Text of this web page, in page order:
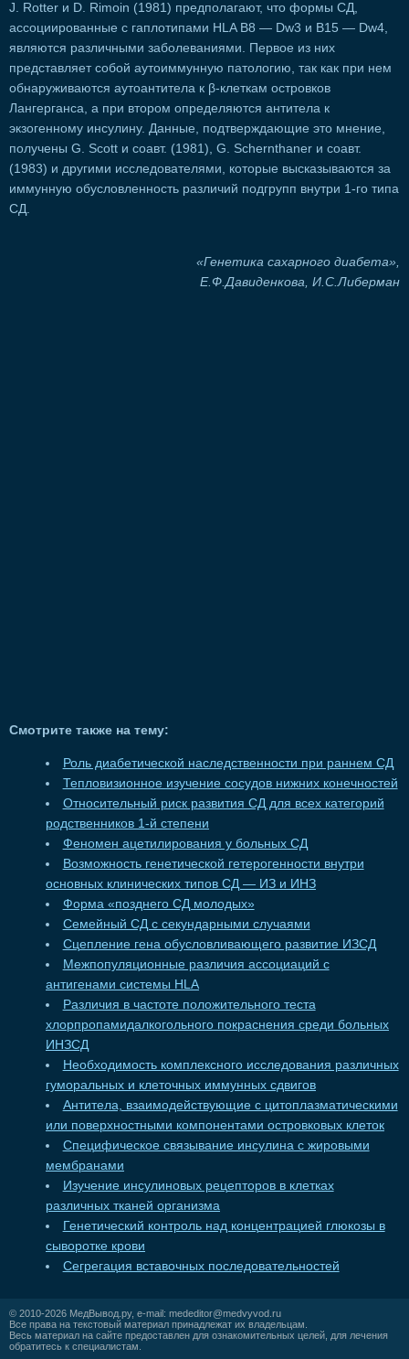
J. Rotter и D. Rimoin (1981) предполагают, что формы СД,
ассоциированные с гаплотипами HLA В8 — Dw3 и В15 — Dw4,
являются различными заболеваниями. Первое из них
представляет собой аутоиммунную патологию, так как при нем
обнаруживаются аутоантитела к β-клеткам островков
Лангерганса, а при втором определяются антитела к
экзогенному инсулину. Данные, подтверждающие это мнение,
получены G. Scott и соавт. (1981), G. Schernthaner и соавт.
(1983) и другими исследователями, которые высказываются за
иммунную обусловленность различий подгрупп внутри 1-го типа
СД.
«Генетика сахарного диабета»,
Е.Ф.Давиденкова, И.С.Либерман
Смотрите также на тему:
Роль диабетической наследственности при раннем СД
Тепловизионное изучение сосудов нижних конечностей
Относительный риск развития СД для всех категорий
родственников 1-й степени
Феномен ацетилирования у больных СД
Возможность генетической гетерогенности внутри
основных клинических типов СД — ИЗ и ИНЗ
Форма «позднего СД молодых»
Семейный СД с секундарными случаями
Сцепление гена обусловливающего развитие ИЗСД
Межпопуляционные различия ассоциаций с
антигенами системы HLA
Различия в частоте положительного теста
хлорпропамидалкогольного покраснения среди больных
ИНЗСД
Необходимость комплексного исследования различных
гуморальных и клеточных иммунных сдвигов
Антитела, взаимодействующие с цитоплазматическими
или поверхностными компонентами островковых клеток
Специфическое связывание инсулина с жировыми
мембранами
Изучение инсулиновых рецепторов в клетках
различных тканей организма
Генетический контроль над концентрацией глюкозы в
сыворотке крови
Сегрегация вставочных последовательностей
© 2010-2026 МедВывод.ру, e-mail: mededitor@medvyvod.ru
Все права на текстовый материал принадлежат их владельцам.
Весь материал на сайте предоставлен для ознакомительных целей, для лечения
обратитесь к специалистам.